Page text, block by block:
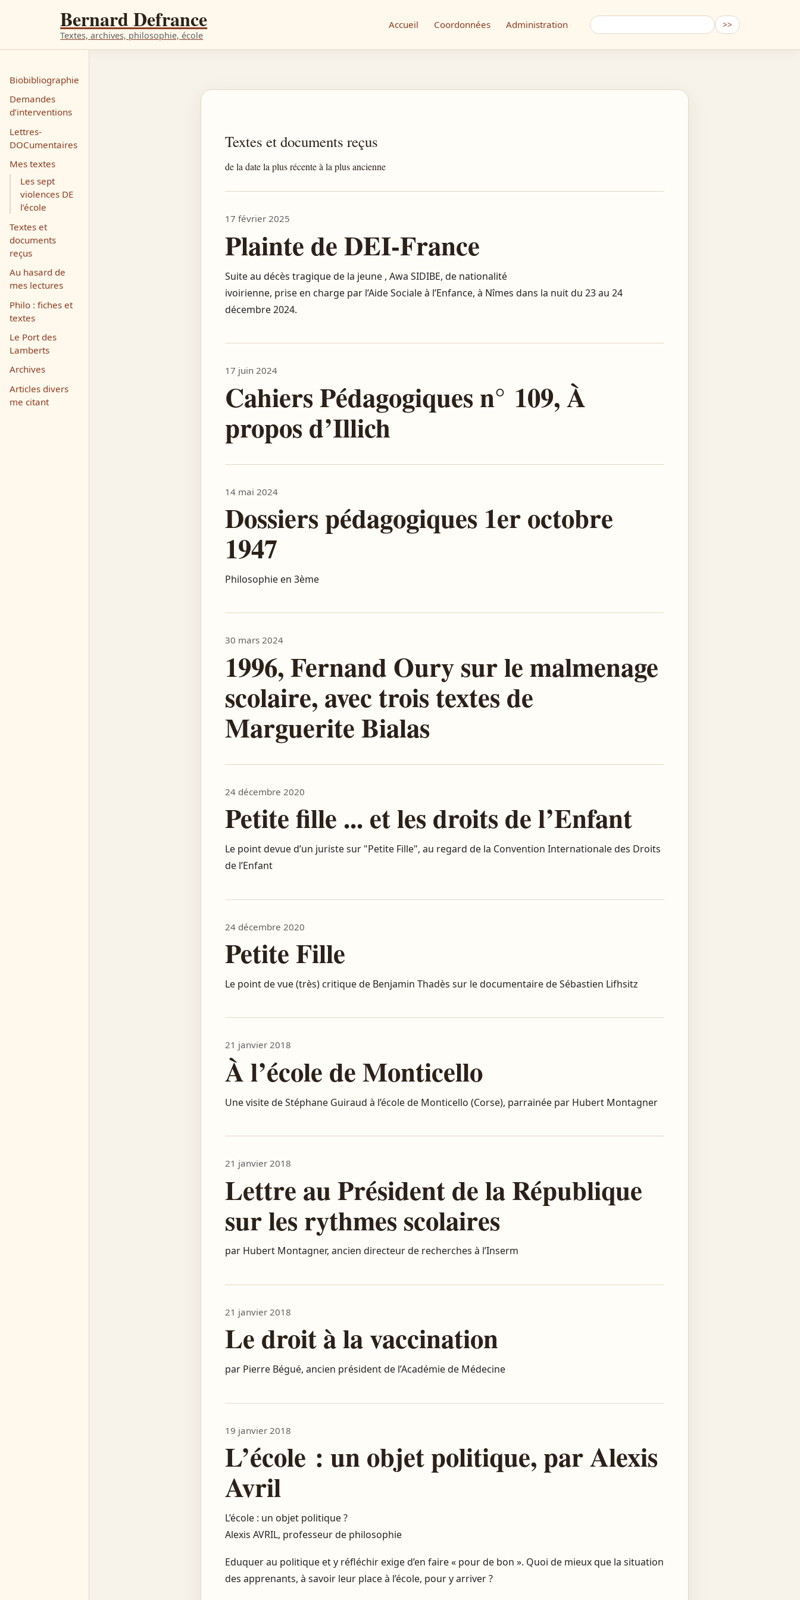
Bernard Defrance
Textes, archives, philosophie, école
Accueil Coordonnées Administration
Biobibliographie
Demandes
d’interventions
Lettres-
DOCumentaires
Mes textes
Les sept
violences DE
l’école
Textes et
documents
reçus
Au hasard de
mes lectures
Philo : fiches et
textes
Le Port des
Lamberts
Archives
Articles divers
me citant
Textes et documents reçus
de la date la plus récente à la plus ancienne
17 février 2025
Plainte de DEI-France
Suite au décès tragique de la jeune , Awa SIDIBE, de nationalité
ivoirienne, prise en charge par l’Aide Sociale à l’Enfance, à Nîmes dans la nuit du 23 au 24
décembre 2024.
17 juin 2024
Cahiers Pédagogiques n° 109, À
propos d’Illich
14 mai 2024
Dossiers pédagogiques 1er octobre
1947
Philosophie en 3ème
30 mars 2024
1996, Fernand Oury sur le malmenage
scolaire, avec trois textes de
Marguerite Bialas
24 décembre 2020
Petite fille ... et les droits de l’Enfant
Le point devue d’un juriste sur "Petite Fille", au regard de la Convention Internationale des Droits
de l’Enfant
24 décembre 2020
Petite Fille
Le point de vue (très) critique de Benjamin Thadès sur le documentaire de Sébastien Lifhsitz
21 janvier 2018
À l’école de Monticello
Une visite de Stéphane Guiraud à l’école de Monticello (Corse), parrainée par Hubert Montagner
21 janvier 2018
Lettre au Président de la République
sur les rythmes scolaires
par Hubert Montagner, ancien directeur de recherches à l’Inserm
21 janvier 2018
Le droit à la vaccination
par Pierre Bégué, ancien président de l’Académie de Médecine
19 janvier 2018
L’école : un objet politique, par Alexis
Avril
L’école : un objet politique ?
Alexis AVRIL, professeur de philosophie
Eduquer au politique et y réfléchir exige d’en faire « pour de bon ». Quoi de mieux que la situation
des apprenants, à savoir leur place à l’école, pour y arriver ?